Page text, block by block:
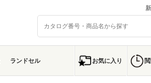
ランドセル お気に入り